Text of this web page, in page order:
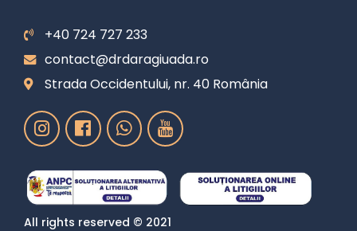
+40 724 727 233
contact@drdaragiuada.ro
Strada Occidentului, nr. 40 România
All rights reserved © 2021